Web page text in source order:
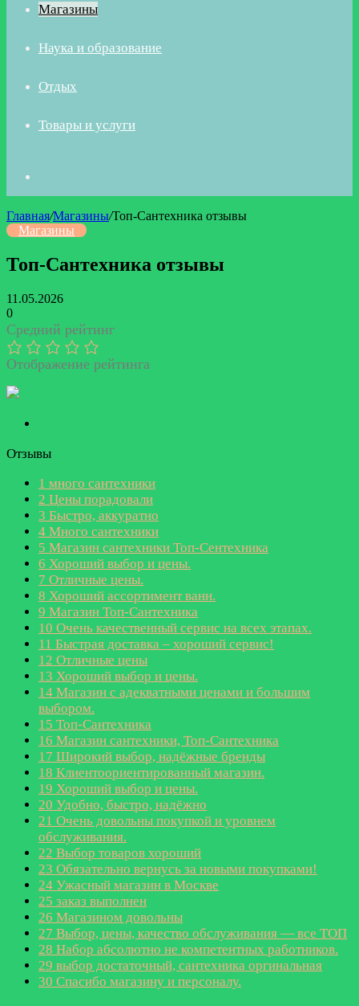
Магазины
Наука и образование
Отдых
Товары и услуги
Главная/Магазины/Топ-Сантехника отзывы
Магазины
Топ-Сантехника отзывы
11.05.2026
0
Средний рейтинг
Отображение рейтинга
Отзывы
1 много сантехники
2 Цены порадовали
3 Быстро, аккуратно
4 Много сантехники
5 Магазин сантехники Топ-Сентехника
6 Хороший выбор и цены.
7 Отличные цены.
8 Хороший ассортимент ванн.
9 Магазин Топ-Сантехника
10 Очень качественный сервис на всех этапах.
11 Быстрая доставка – хороший сервис!
12 Отличные цены
13 Хороший выбор и цены.
14 Магазин с адекватными ценами и большим
выбором.
15 Топ-Сантехника
16 Магазин сантехники, Топ-Сантехника
17 Широкий выбор, надёжные бренды
18 Клиентоориентированный магазин.
19 Хороший выбор и цены.
20 Удобно, быстро, надёжно
21 Очень довольны покупкой и уровнем
обслуживания.
22 Выбор товаров хороший
23 Обязательно вернусь за новыми покупками!
24 Ужасный магазин в Москве
25 заказ выполнен
26 Магазином довольны
27 Выбор, цены, качество обслуживания — все ТОП
28 Набор абсолютно не компетентных работников.
29 выбор достаточный, сантехника оргинальная
30 Спасибо магазину и персоналу.